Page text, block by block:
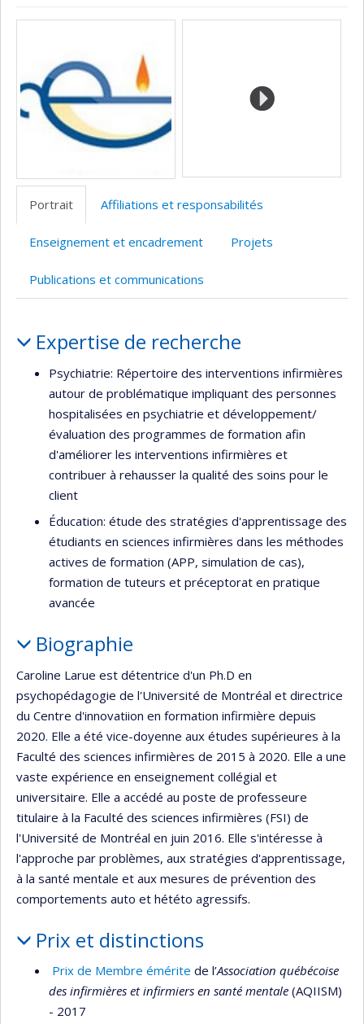
ResearchGate
Page
(faculté,département,école)
LinkedIn
Médias
Portrait Affiliations et responsabilités
Enseignement et encadrement Projets
Publications et communications
Expertise de recherche
Psychiatrie: Répertoire des interventions infirmières
autour de problématique impliquant des personnes
hospitalisées en psychiatrie et développement/
évaluation des programmes de formation afin
d'améliorer les interventions infirmières et
contribuer à rehausser la qualité des soins pour le
client
Éducation: étude des stratégies d'apprentissage des
étudiants en sciences infirmières dans les méthodes
actives de formation (APP, simulation de cas),
formation de tuteurs et préceptorat en pratique
avancée
Biographie
Caroline Larue est détentrice d'un Ph.D en
psychopédagogie de l'Université de Montréal et directrice
du Centre d'innovatiion en formation infirmière depuis
2020. Elle a été vice-doyenne aux études supérieures à la
Faculté des sciences infirmières de 2015 à 2020. Elle a une
vaste expérience en enseignement collégial et
universitaire. Elle a accédé au poste de professeure
titulaire à la Faculté des sciences infirmières (FSI) de
l'Université de Montréal en juin 2016. Elle s'intéresse à
l'approche par problèmes, aux stratégies d'apprentissage,
à la santé mentale et aux mesures de prévention des
comportements auto et hététo agressifs.
Prix et distinctions
Prix de Membre émérite de l’Association québécoise
des infirmières et infirmiers en santé mentale (AQIISM)
- 2017